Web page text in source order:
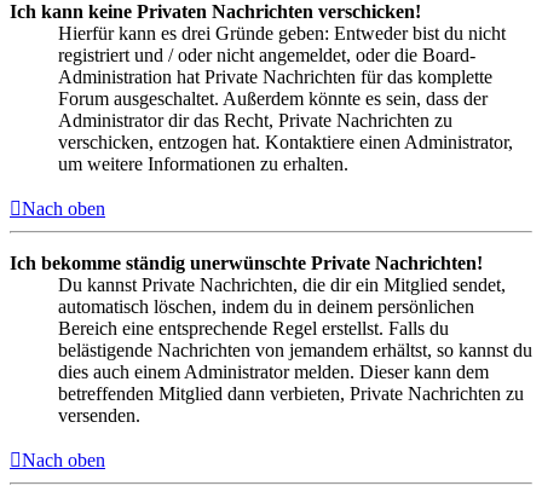
Ich kann keine Privaten Nachrichten verschicken!
Hierfür kann es drei Gründe geben: Entweder bist du nicht
registriert und / oder nicht angemeldet, oder die Board-
Administration hat Private Nachrichten für das komplette
Forum ausgeschaltet. Außerdem könnte es sein, dass der
Administrator dir das Recht, Private Nachrichten zu
verschicken, entzogen hat. Kontaktiere einen Administrator,
um weitere Informationen zu erhalten.
Nach oben
Ich bekomme ständig unerwünschte Private Nachrichten!
Du kannst Private Nachrichten, die dir ein Mitglied sendet,
automatisch löschen, indem du in deinem persönlichen
Bereich eine entsprechende Regel erstellst. Falls du
belästigende Nachrichten von jemandem erhältst, so kannst du
dies auch einem Administrator melden. Dieser kann dem
betreffenden Mitglied dann verbieten, Private Nachrichten zu
versenden.
Nach oben